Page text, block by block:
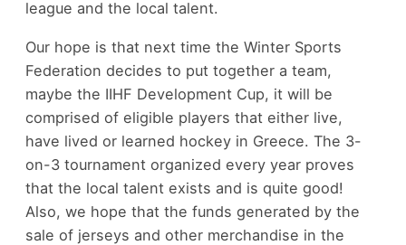
league and the local talent.
Our hope is that next time the Winter Sports
Federation decides to put together a team,
maybe the IIHF Development Cup, it will be
comprised of eligible players that either live,
have lived or learned hockey in Greece. The 3-
on-3 tournament organized every year proves
that the local talent exists and is quite good!
Also, we hope that the funds generated by the
sale of jerseys and other merchandise in the